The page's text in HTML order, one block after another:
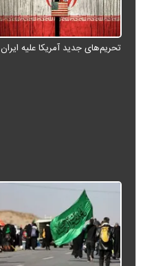
تحریم‌های جدید آمریکا علیه ایران